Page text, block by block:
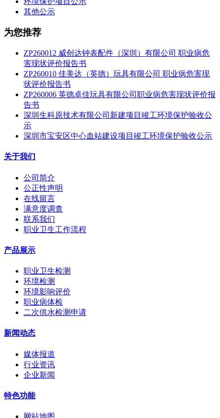
其他公示
为您推荐
ZP260012 威创达钟表配件（深圳）有限公司 职业病危
害现状评价报告书
ZP260010 佳美达（英德）玩具有限公司 职业病危害现
状评价报告书
ZP260006 英德卓佳玩具有限公司职业病危害现状评价报
告书
深圳生科原技术有限公司新建项目竣工环境保护验收公
示
深圳市宝安区中心血站建设项目竣工环境保护验收公示
关于我们
公司简介
公正性声明
在线留言
满意度调查
联系我们
职业卫生工作流程
产品展示
职业卫生检测
环境检测
环境影响评价
职业病体检
二次供水检测申请
新闻动态
媒体报道
行业资讯
企业新闻
特色功能